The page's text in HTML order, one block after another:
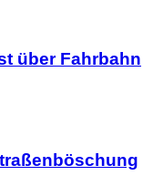
über Fahrbahn